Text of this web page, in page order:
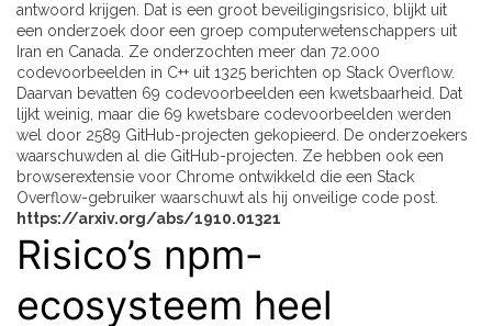
antwoord krijgen. Dat is een groot beveiligingsrisico, blijkt uit
een onderzoek door een groep computerwetenschappers uit
Iran en Canada. Ze onderzochten meer dan 72.000
codevoorbeelden in C++ uit 1325 berichten op Stack Overflow.
Daarvan bevatten 69 codevoorbeelden een kwetsbaarheid. Dat
lijkt weinig, maar die 69 kwetsbare codevoorbeelden werden
wel door 2589 GitHub-projecten gekopieerd. De onderzoekers
waarschuwden al die GitHub-projecten. Ze hebben ook een
browserextensie voor Chrome ontwikkeld die een Stack
Overflow-gebruiker waarschuwt als hij onveilige code post.
https://arxiv.org/abs/1910.01321
Risico’s npm-
ecosysteem heel